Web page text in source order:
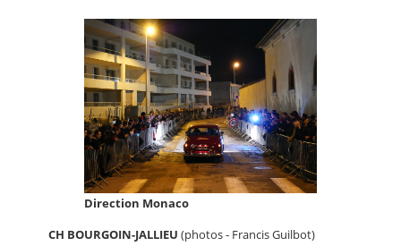
Direction Monaco
CH BOURGOIN-JALLIEU (photos - Francis Guilbot)